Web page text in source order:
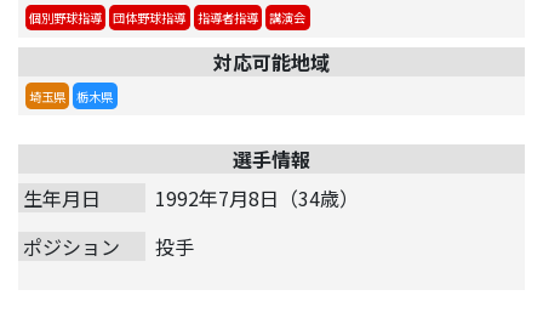
個別野球指導 団体野球指導 指導者指導 講演会
対応可能地域
埼玉県 栃木県
選手情報
生年月日
1992年7月8日（34歳）
ポジション
投手